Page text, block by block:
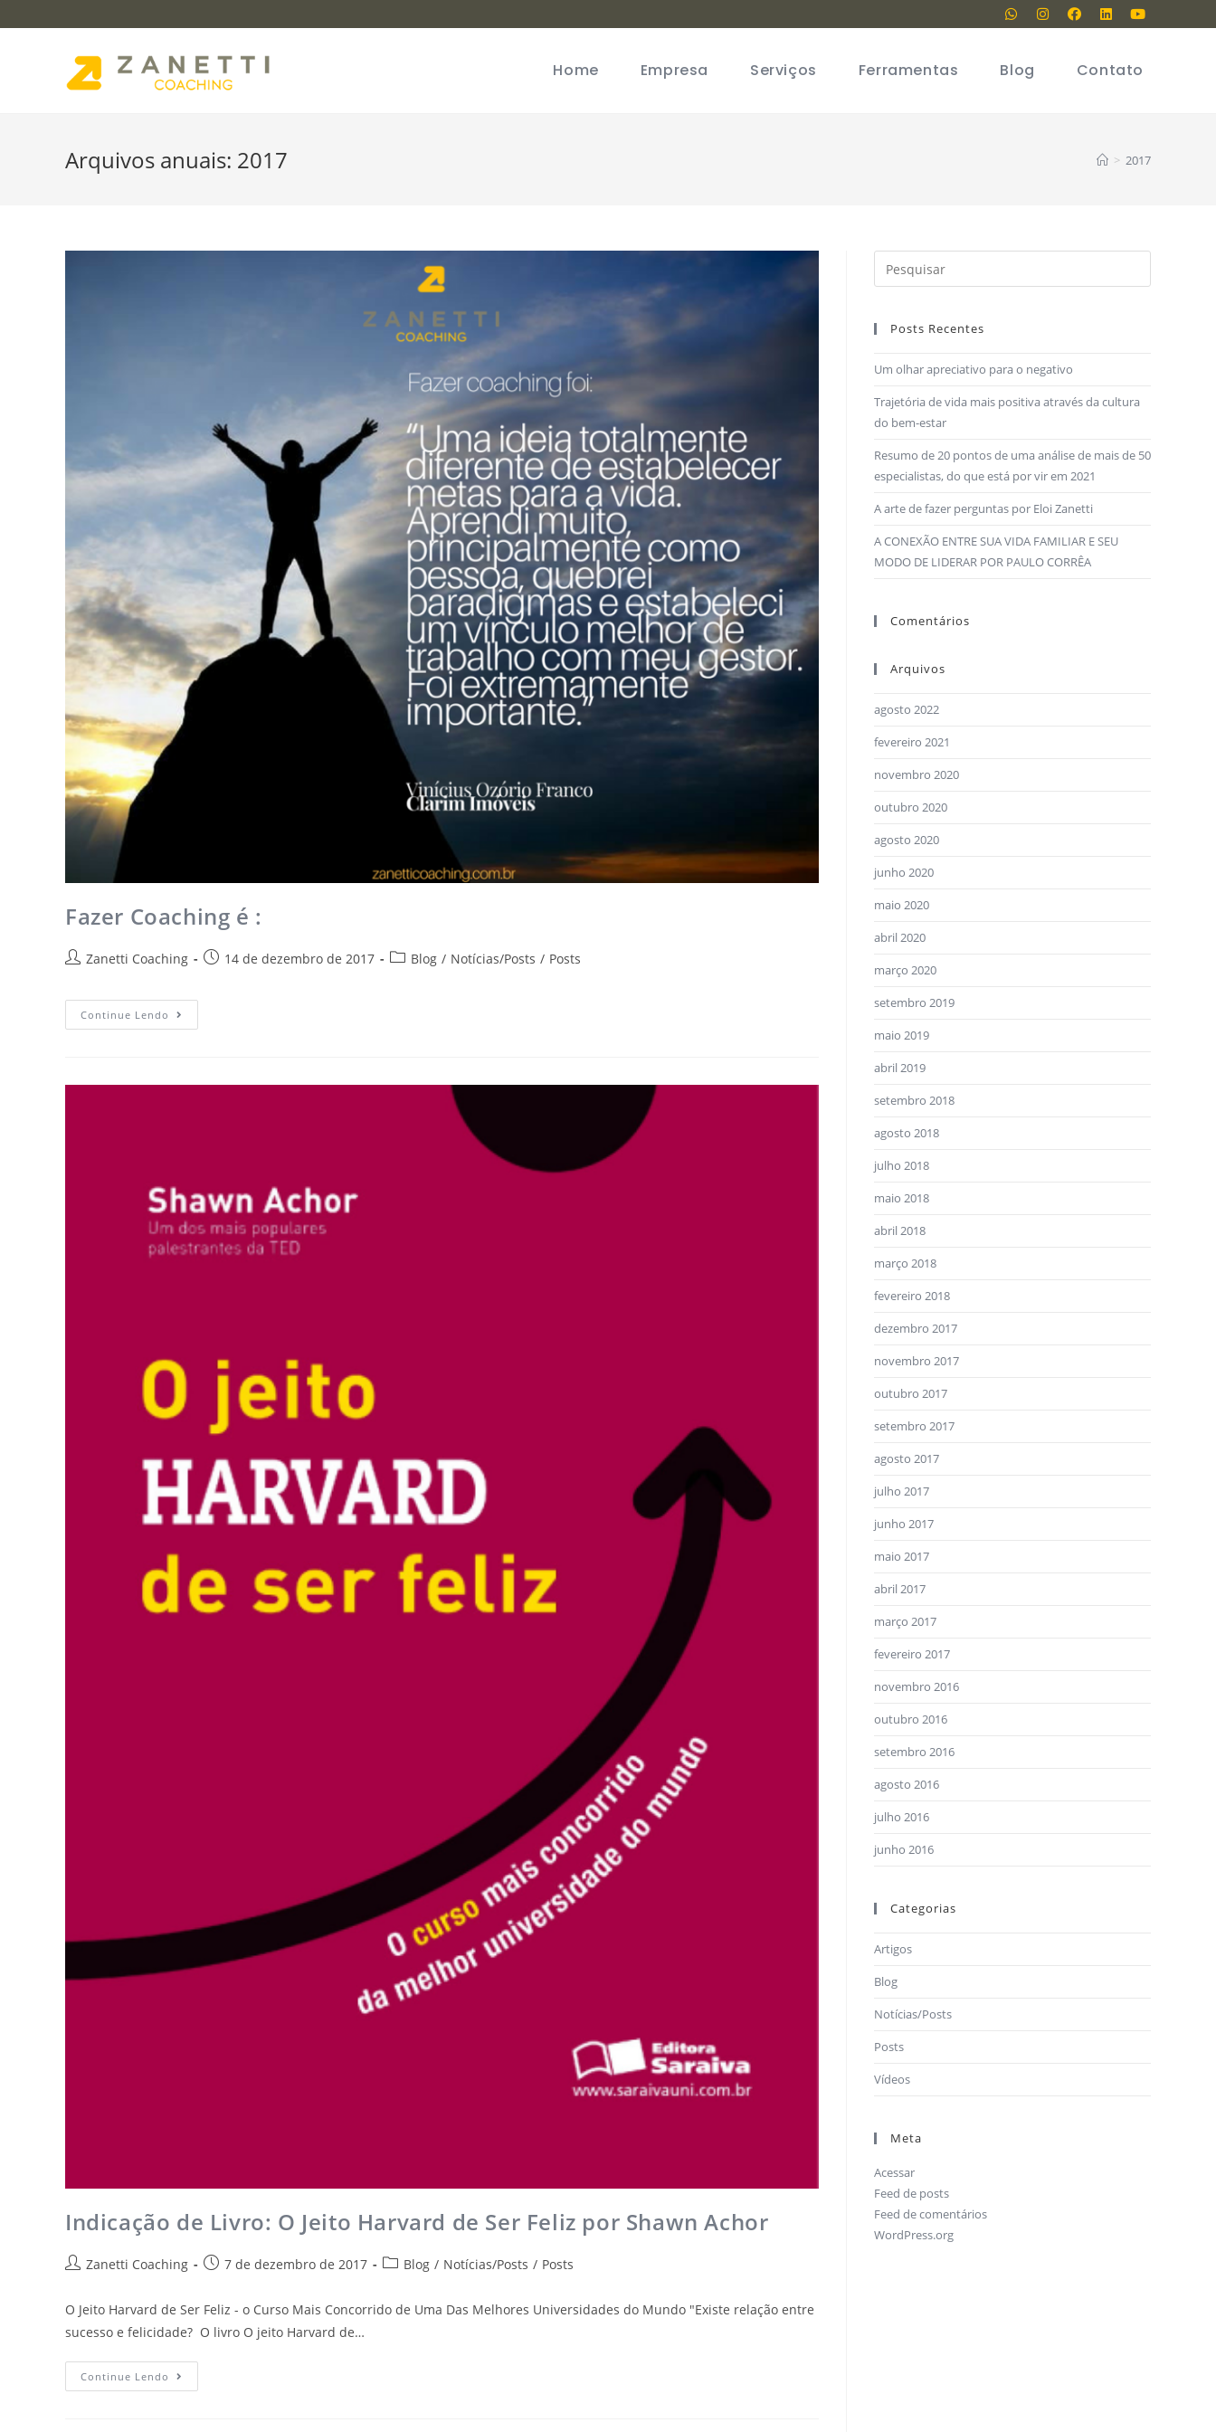
Home Empresa Serviços Ferramentas Blog Contato
Arquivos anuais: 2017 > 2017
Fazer Coaching é :
Zanetti Coaching 14 de dezembro de 2017 Blog / Notícias/Posts / Posts
Continue Lendo
Indicação de Livro: O Jeito Harvard de Ser Feliz por Shawn Achor
Zanetti Coaching 7 de dezembro de 2017 Blog / Notícias/Posts / Posts
O Jeito Harvard de Ser Feliz - o Curso Mais Concorrido de Uma Das Melhores Universidades do Mundo "Existe relação entre
sucesso e felicidade? O livro O jeito Harvard de…
Continue Lendo
Posts Recentes
Um olhar apreciativo para o negativo
Trajetória de vida mais positiva através da cultura
do bem-estar
Resumo de 20 pontos de uma análise de mais de 50
especialistas, do que está por vir em 2021
A arte de fazer perguntas por Eloi Zanetti
A CONEXÃO ENTRE SUA VIDA FAMILIAR E SEU
MODO DE LIDERAR POR PAULO CORRÊA
Comentários
Arquivos
agosto 2022
fevereiro 2021
novembro 2020
outubro 2020
agosto 2020
junho 2020
maio 2020
abril 2020
março 2020
setembro 2019
maio 2019
abril 2019
setembro 2018
agosto 2018
julho 2018
maio 2018
abril 2018
março 2018
fevereiro 2018
dezembro 2017
novembro 2017
outubro 2017
setembro 2017
agosto 2017
julho 2017
junho 2017
maio 2017
abril 2017
março 2017
fevereiro 2017
novembro 2016
outubro 2016
setembro 2016
agosto 2016
julho 2016
junho 2016
Categorias
Artigos
Blog
Notícias/Posts
Posts
Vídeos
Meta
Acessar
Feed de posts
Feed de comentários
WordPress.org